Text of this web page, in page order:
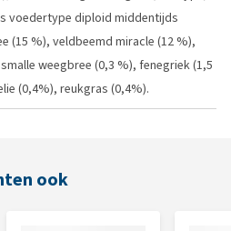
voedertype diploid middentijds
(15 %), veldbeemd miracle (12 %),
weegbree (0,3 %), fenegriek (1,5
(0,4%), reukgras (0,4%).
ook